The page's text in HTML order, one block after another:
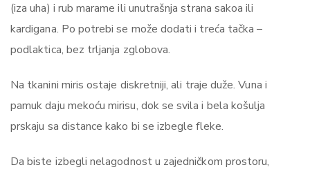
(iza uha) i rub marame ili unutrašnja strana sakoa ili
kardigana. Po potrebi se može dodati i treća tačka –
podlaktica, bez trljanja zglobova.
Na tkanini miris ostaje diskretniji, ali traje duže. Vuna i
pamuk daju mekoću mirisu, dok se svila i bela košulja
prskaju sa distance kako bi se izbegle fleke.
Da biste izbegli nelagodnost u zajedničkom prostoru,